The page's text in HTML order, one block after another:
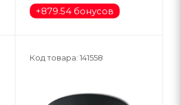
+879.54 бонусов
Код товара: 141558